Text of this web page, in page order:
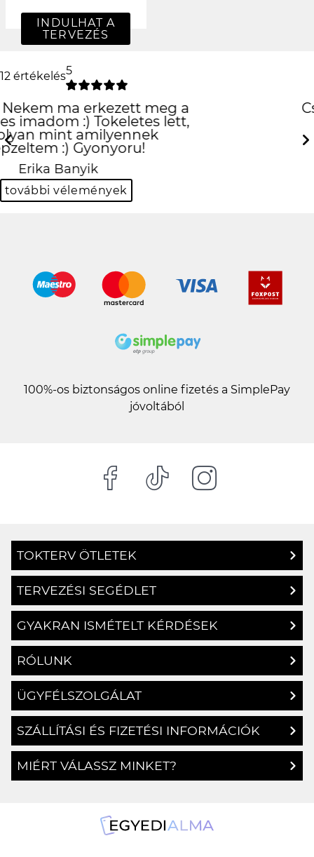
INDULHAT A
TERVEZÉS
12 értékelés5
Csak is az iPhone!
:D
Hanna Fehér
Previous Next
további vélemények
TERVEZÉSI SEGÉDLET
GYAKRAN ISMÉTELT KÉRDÉSEK
RÓLUNK
ÜGYFÉLSZOLGÁLAT
SZÁLLÍTÁSI ÉS FIZETÉSI INFORMÁCIÓK
MIÉRT VÁLASSZ MINKET?